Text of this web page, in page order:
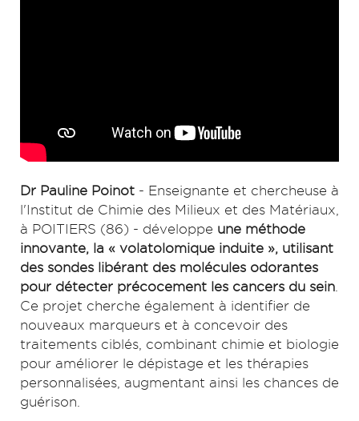
Dr Pauline Poinot - Enseignante et chercheuse à
l'Institut de Chimie des Milieux et des Matériaux,
à POITIERS (86) - développe une méthode
innovante, la « volatolomique induite », utilisant
des sondes libérant des molécules odorantes
pour détecter précocement les cancers du sein
Ce projet cherche également à identifier de
nouveaux marqueurs et à concevoir des
traitements ciblés, combinant chimie et biologie
pour améliorer le dépistage et les thérapies
personnalisées, augmentant ainsi les chances de
guérison.